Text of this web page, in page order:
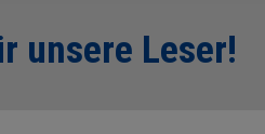
unsere Leser!